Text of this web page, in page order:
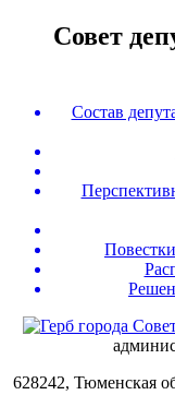
Совет
Состав
628242, Тюменская